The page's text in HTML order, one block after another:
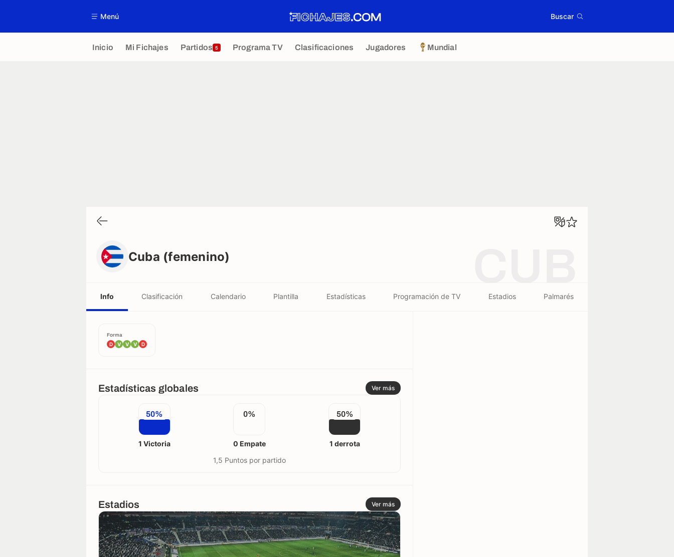
Menú Buscar
Inicio Mi Fichajes Partidos 5 Programa TV Clasificaciones Jugadores Mundial
Cuba (femenino)
Info Clasificación Calendario Plantilla Estadísticas Programación de TV Estadios Palmarés
Forma
D V V V D
Estadísticas globales Ver más
50%
1 Victoria
0%
0 Empate
50%
1 derrota
1,5 Puntos por partido
Estadios Ver más